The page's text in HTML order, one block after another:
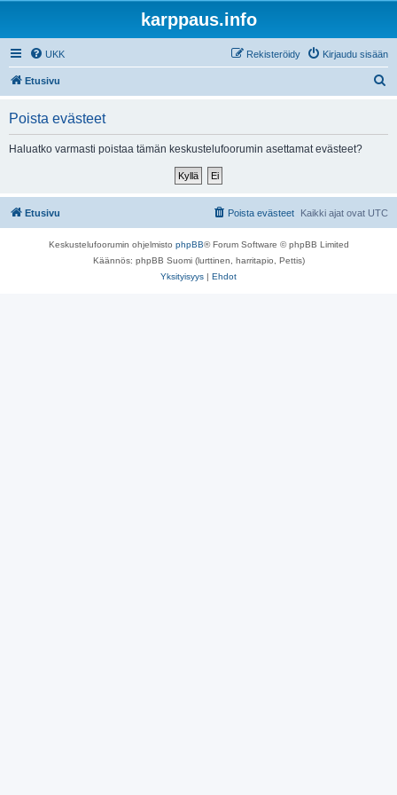
karppaus.info
UKK Kirjaudu sisään
Rekisteröidy
Etusivu
Poista evästeet
Haluatko varmasti poistaa tämän keskustelufoorumin asettamat evästeet?
Etusivu Kaikki ajat ovat UTC
Poista evästeet
Keskustelufoorumin ohjelmisto phpBB® Forum Software © phpBB Limited
Käännös: phpBB Suomi (lurttinen, harritapio, Pettis)
Yksityisyys | Ehdot